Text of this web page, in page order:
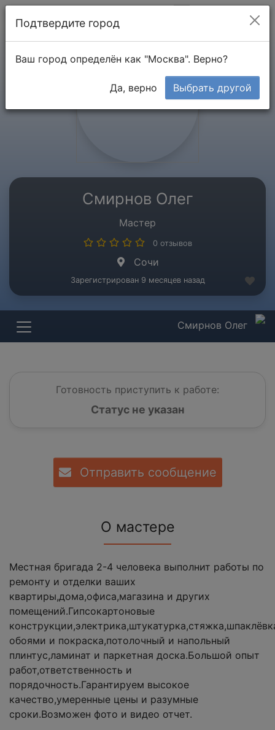
Смирнов Олег
Мастер
0 отзывов
Сочи
Зарегистрирован 9 месяцев назад
Смирнов Олег
Готовность приступить к работе:
Статус не указан
Отправить сообщение
О мастере
Местная бригада 2-4 человека выполнит работы по
ремонту и отделки ваших
квартиры,дома,офиса,магазина и других
помещений.Гипсокартоновые
обоями и покраска,потолочный и напольный
плинтус,ламинат и паркетная доска.Большой опыт
работ,ответственность и
порядочность.Гарантируем высокое
качество,умеренные цены и разумные
сроки.Возможен фото и видео отчет.
Подтвердите город
Ваш город определён как "Москва". Верно?
Да, верно Выбрать другой